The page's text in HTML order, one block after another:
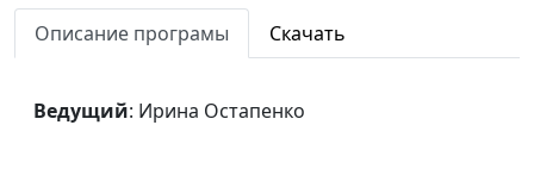
Клетчатка -
«метёлка для
Ирина Остапенко
Поверните вспять
Ирина Остапенко
Описание програмы Скачать
Ведущий: Ирина Остапенко